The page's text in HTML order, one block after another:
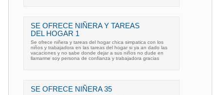
SE OFRECE NIÑERA Y TAREAS
DEL HOGAR 1
Se ofrece niñera y tareas del hogar chica simpatica con los
niños y trabajadora en las tareas del hogar si ya an dado las
vacaciones y no sabe donde dejar a sus niños no dude en
llamarme soy persona de confianza y trabajadora gracias
SE OFRECE NIÑERA 35